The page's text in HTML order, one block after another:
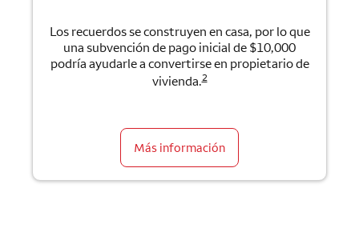
Los recuerdos se construyen en casa, por lo que
una subvención de pago inicial de $10,000
podría ayudarle a convertirse en propietario de
vivienda.2
Más información